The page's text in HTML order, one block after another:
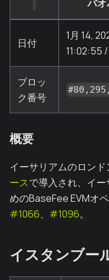
バオ
日付
1月 14,
11:02:55
ブロッ
ク番号
概要
イーサリアムのロン
ースで導入され、イ
めのBaseFee EVMオ
#1066、 #1096。
イスタンブー